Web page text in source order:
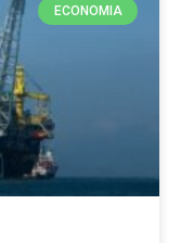
ECONOMIA